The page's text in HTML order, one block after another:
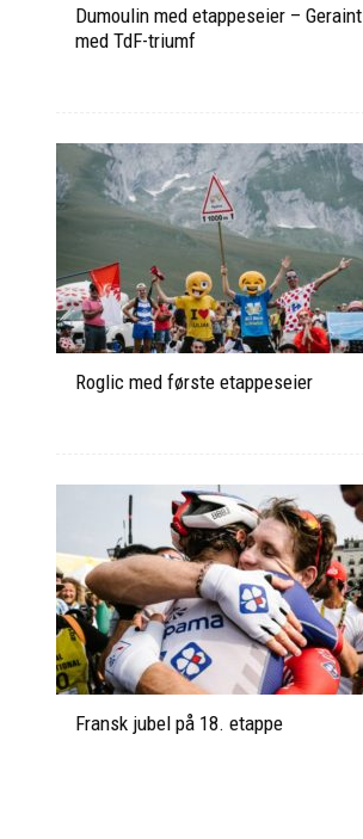
Dumoulin med etappeseier – Geraint
med TdF-triumf
Roglic med første etappeseier
Fransk jubel på 18. etappe